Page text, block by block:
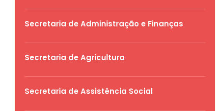
Secretaria de Administração e Finanças
Secretaria de Agricultura
Secretaria de Assistência Social